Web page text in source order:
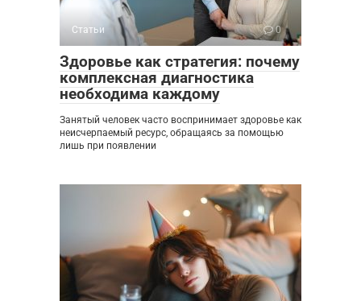
Статьи 0
Здоровье как стратегия: почему
комплексная диагностика
необходима каждому
Занятый человек часто воспринимает здоровье как
неисчерпаемый ресурс, обращаясь за помощью
лишь при появлении